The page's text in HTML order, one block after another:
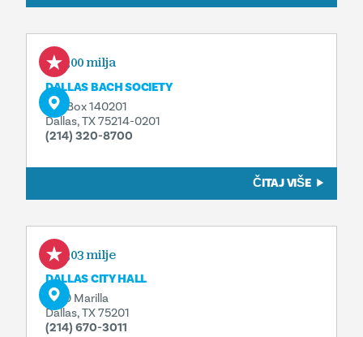
0,00 milja
DALLAS BACH SOCIETY
P.O. Box 140201
Dallas, TX 75214-0201
(214) 320-8700
ČITAJ VIŠE
0,03 milje
DALLAS CITY HALL
1500 Marilla
Dallas, TX 75201
(214) 670-3011